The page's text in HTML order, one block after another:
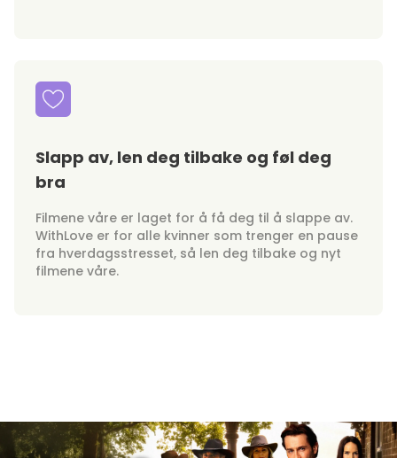
Slapp av, len deg tilbake og føl deg
bra
Filmene våre er laget for å få deg til å slappe av.
WithLove er for alle kvinner som trenger en pause
fra hverdagsstresset, så len deg tilbake og nyt
filmene våre.